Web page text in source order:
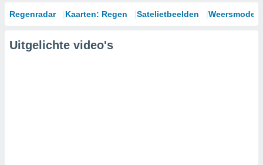
Regenradar Kaarten: Regen Satelietbeelden
Uitgelichte video's